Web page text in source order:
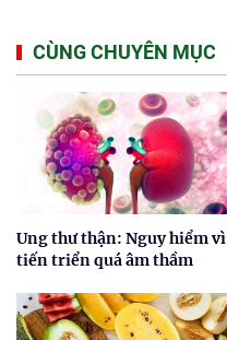
CÙNG CHUYÊN MỤC
Ung thư thận: Nguy hiểm vì
tiến triển quá âm thầm